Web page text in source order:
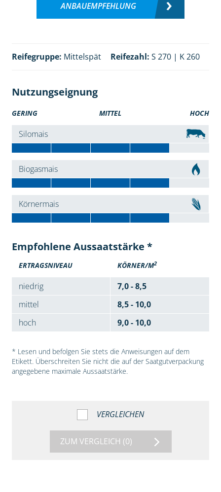
ANBAUEMPFEHLUNG
Reifegruppe: Mittelspät Reifezahl: S 270 | K 260
Nutzungseignung
GERING MITTEL HOCH
Silomais
Biogasmais
Körnermais
Empfohlene Aussaatstärke *
ERTRAGSNIVEAU KÖRNER/M2
niedrig
7,0 - 8,5
mittel
8,5 - 10,0
hoch
9,0 - 10,0
* Lesen und befolgen Sie stets die Anweisungen auf dem
Etikett. Überschreiten Sie nicht die auf der Saatgutverpackung
angegebene maximale Aussaatstärke.
VERGLEICHEN
ZUM VERGLEICH (0)